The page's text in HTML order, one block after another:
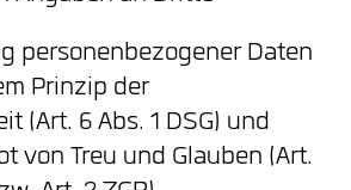
personenbezogener Daten
Prinzip der
(Art. 6 Abs. 1 DSG) und
von Treu und Glauben (Art.